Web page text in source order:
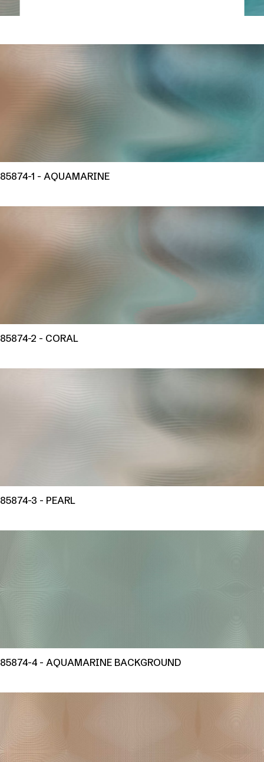
85874-1 - AQUAMARINE
85874-2 - CORAL
85874-3 - PEARL
85874-4 - AQUAMARINE BACKGROUND